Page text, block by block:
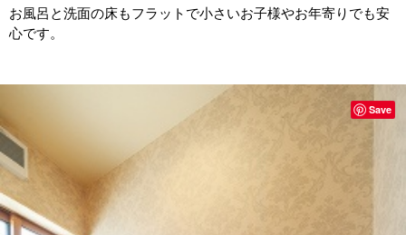
お風呂と洗面の床もフラットで小さいお子様やお年寄りでも安
心です。
Save